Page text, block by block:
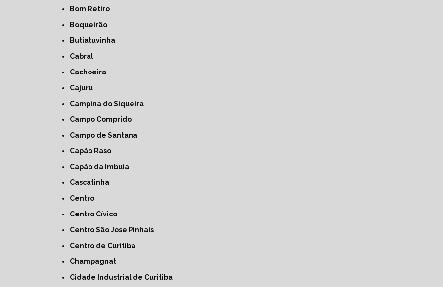
Bom Retiro
Boqueirão
Butiatuvinha
Cabral
Cachoeira
Cajuru
Campina do Siqueira
Campo Comprido
Campo de Santana
Capão Raso
Capão da Imbuia
Cascatinha
Centro
Centro Cívico
Centro São Jose Pinhais
Centro de Curitiba
Champagnat
Cidade Industrial de Curitiba